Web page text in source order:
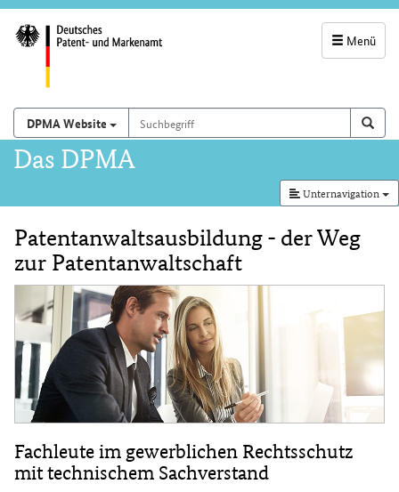
Menü
und
Suchfeld
Suchen auf
DPMA Website Suchbegriff
Hauptnavigation
Das DPMA
Unternavigation
Inhalt
Patentanwaltsausbildung - der Weg
zur Patentanwaltschaft
Fachleute im gewerblichen Rechtsschutz
mit technischem Sachverstand